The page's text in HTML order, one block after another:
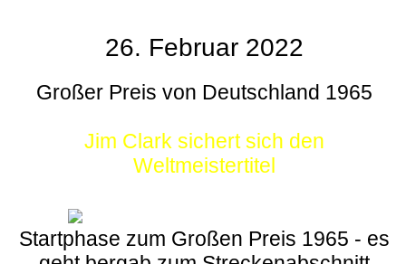
26. Februar 2022
Großer Preis von Deutschland 1965
Jim Clark sichert sich den
Weltmeistertitel
Startphase zum Großen Preis 1965 - es